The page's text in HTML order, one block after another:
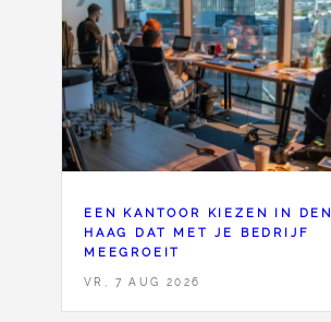
EEN KANTOOR KIEZEN IN DEN
HAAG DAT MET JE BEDRIJF
MEEGROEIT
VR, 7 AUG 2026